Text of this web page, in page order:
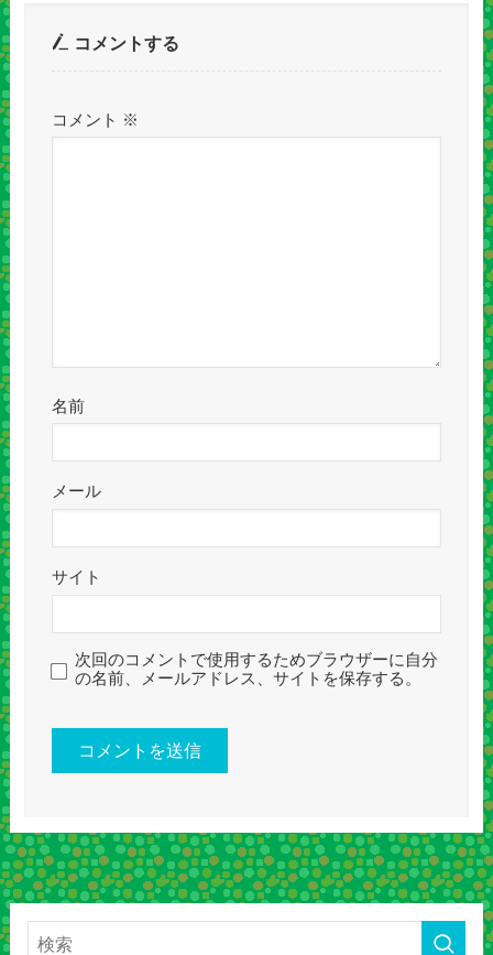
コメントする
コメント ※
名前
メール
サイト
次回のコメントで使用するためブラウザーに自分
の名前、メールアドレス、サイトを保存する。